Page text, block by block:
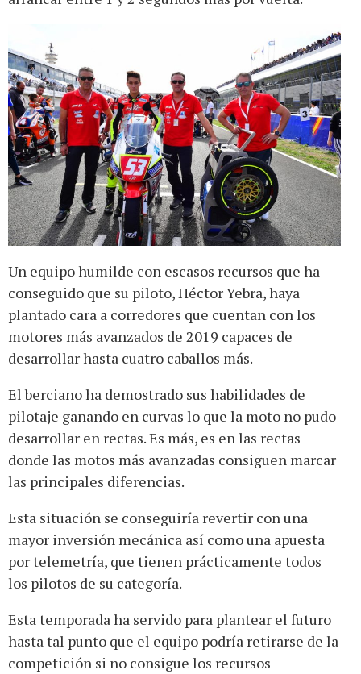
Un equipo humilde con escasos recursos que ha
conseguido que su piloto, Héctor Yebra, haya
plantado cara a corredores que cuentan con los
motores más avanzados de 2019 capaces de
desarrollar hasta cuatro caballos más.
El berciano ha demostrado sus habilidades de
pilotaje ganando en curvas lo que la moto no pudo
desarrollar en rectas. Es más, es en las rectas
donde las motos más avanzadas consiguen marcar
las principales diferencias.
Esta situación se conseguiría revertir con una
mayor inversión mecánica así como una apuesta
por telemetría, que tienen prácticamente todos
los pilotos de su categoría.
Esta temporada ha servido para plantear el futuro
hasta tal punto que el equipo podría retirarse de la
competición si no consigue los recursos